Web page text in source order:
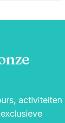
activiteiten